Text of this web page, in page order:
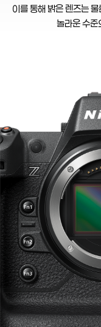
이를 통해 밝은 렌즈는
놀라운 수준